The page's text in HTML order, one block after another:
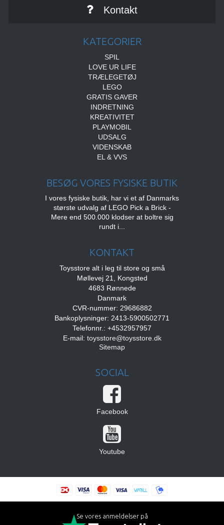
Kontakt
KATEGORIER
SPIL
LOVE UR LIFE
TRÆLEGETØJ
LEGO
GRATIS GAVER
INDRETNING
KREATIVITET
PLAYMOBIL
UDSALG
VIDENSKAB
EL & VVS
BESØG VORES FYSISKE BUTIK
I vores fysiske butik, har vi et af Danmarks
største udvalg af LEGO Pick a Brick -
Mere end 500.000 klodser at boltre sig
rundt i...
KONTAKT
Toysstore alt i leg til store og små
Møllevej 21, Kongsted
4683 Rønnede
Danmark
CVR-nummer: 29686882
Bankoplysninger: 2413-5900502771
Telefonnr.: +4532957957
E-mail: toysstore@toysstore.dk
Sitemap
SOCIAL
Facebook
Youtube
Se vores anmeldelser på